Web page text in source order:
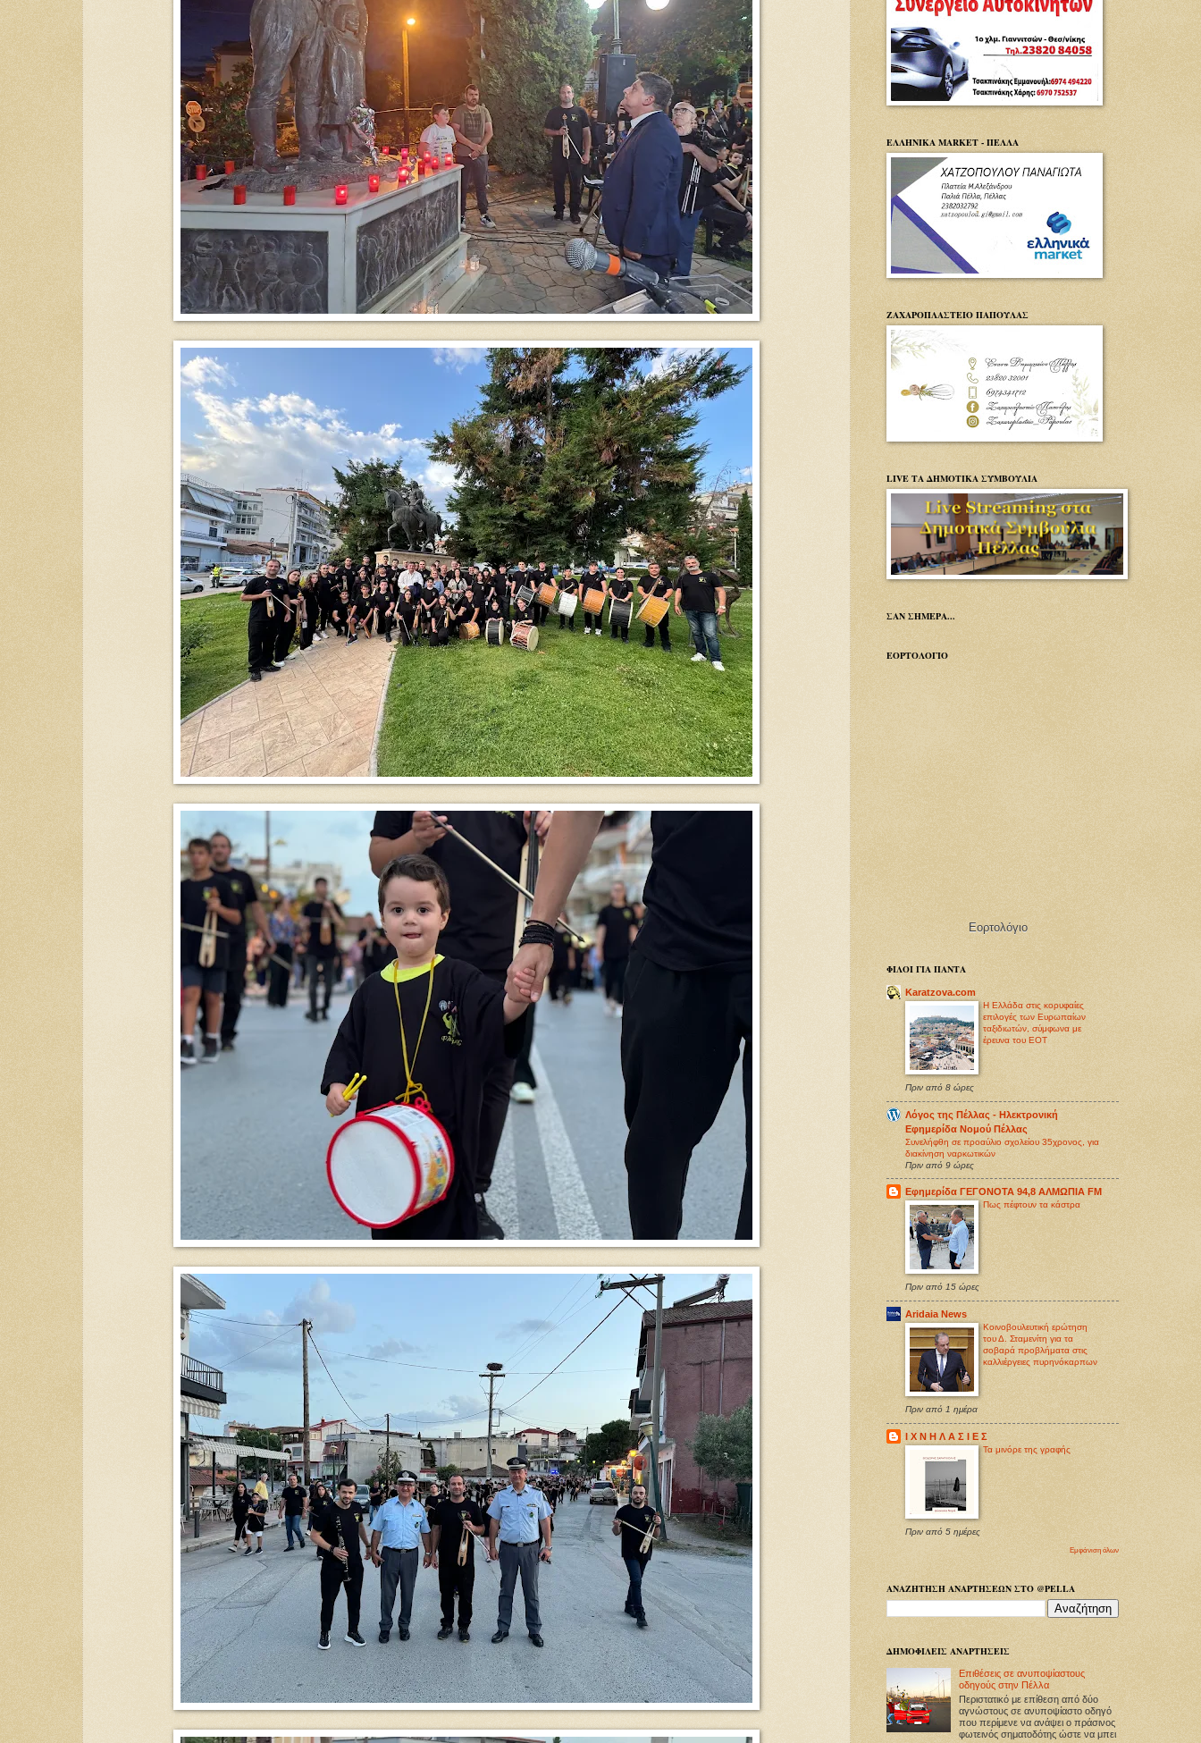
ΕΛΛΗΝΙΚΑ MARKET - ΠΕΛΛΑ
ΖΑΧΑΡΟΠΛΑΣΤΕΙΟ ΠΑΠΟΥΛΑΣ
LIVE ΤΑ ΔΗΜΟΤΙΚΑ ΣΥΜΒΟΥΛΙΑ
ΣΑΝ ΣΗΜΕΡΑ...
ΕΟΡΤΟΛΟΓΙΟ
Εορτολόγιο
ΦΙΛΟΙ ΓΙΑ ΠΑΝΤΑ
Karatzova.com
Η Ελλάδα στις κορυφαίες
επιλογές των Ευρωπαίων
ταξιδιωτών, σύμφωνα με
έρευνα του ΕΟΤ
Πριν από 8 ώρες
Λόγος της Πέλλας - Ηλεκτρονική
Εφημερίδα Νομού Πέλλας
Συνελήφθη σε προαύλιο σχολείου 35χρονος, για
διακίνηση ναρκωτικών
Πριν από 9 ώρες
Εφημερίδα ΓΕΓΟΝΟΤΑ 94,8 ΑΛΜΩΠΙΑ FM
Πως πέφτουν τα κάστρα
Πριν από 15 ώρες
Aridaia News
Κοινοβουλευτική ερώτηση
του Δ. Σταμενίτη για τα
σοβαρά προβλήματα στις
καλλιέργειες πυρηνόκαρπων
Πριν από 1 ημέρα
Ι Χ Ν Η Λ Α Σ Ι Ε Σ
Τα μινόρε της γραφής
Πριν από 5 ημέρες
Εμφάνιση όλων
ΑΝΑΖΗΤΗΣΗ ΑΝΑΡΤΗΣΕΩΝ ΣΤΟ @PELLA
ΔΗΜΟΦΙΛΕΙΣ ΑΝΑΡΤΗΣΕΙΣ
Επιθέσεις σε ανυποψίαστους
οδηγούς στην Πέλλα
Περιστατικό με επίθεση από δύο
αγνώστους σε ανυποψίαστο οδηγό
που περίμενε να ανάψει ο πράσινος
φωτεινός σηματοδότης ώστε να μπει